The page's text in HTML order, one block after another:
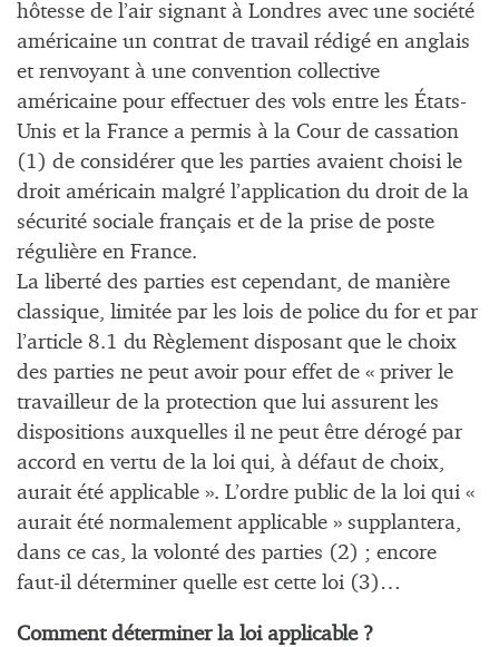
hôtesse de l’air signant à Londres avec une société
américaine un contrat de travail rédigé en anglais
et renvoyant à une convention collective
américaine pour effectuer des vols entre les États-
Unis et la France a permis à la Cour de cassation
(1) de considérer que les parties avaient choisi le
droit américain malgré l’application du droit de la
sécurité sociale français et de la prise de poste
régulière en France.
La liberté des parties est cependant, de manière
classique, limitée par les lois de police du for et par
l’article 8.1 du Règlement disposant que le choix
des parties ne peut avoir pour effet de « priver le
travailleur de la protection que lui assurent les
dispositions auxquelles il ne peut être dérogé par
accord en vertu de la loi qui, à défaut de choix,
aurait été applicable ». L’ordre public de la loi qui «
aurait été normalement applicable » supplantera,
dans ce cas, la volonté des parties (2) ; encore
faut-il déterminer quelle est cette loi (3)…
Comment déterminer la loi applicable ?